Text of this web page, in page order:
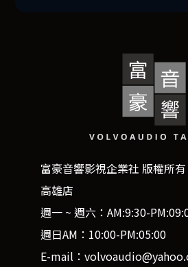
富豪音響影視企業社 版權所有
高雄店
週一 ~ 週六：AM:9:30-
週日AM：10:00-PM:05:00
E-mail：